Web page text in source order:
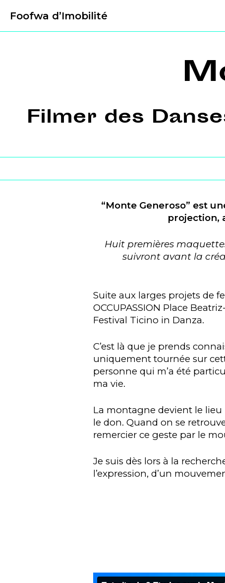
Foofwa d’Imobilité
Filmer des
“Monte Generoso” est
projection,
Huit premières
suivront avant la
Suite aux larges projets de
OCCUPASSION Place
Festival Ticino in Danza.
C’est là que je prends
uniquement tournée sur
personne qui m’a été
ma vie.
La montagne devient le
le don. Quand on se
remercier ce geste par le
Je suis dès lors à la
l’expression, d’un